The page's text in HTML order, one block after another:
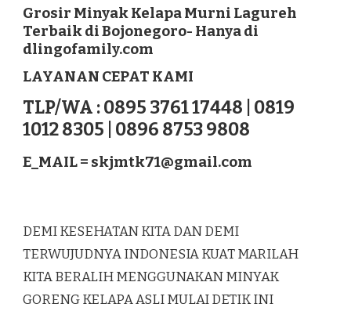
KELAPA
MURNI
LAGUREH
Grosir Minyak Kelapa Murni Lagureh
Terbaik di Bojonegoro- Hanya di
dlingofamily.com
LAYANAN CEPAT KAMI
TLP/WA : 0895 3761 17448 | 0819
1012 8305 | 0896 8753 9808
E_MAIL = skjmtk71@gmail.com
DEMI KESEHATAN KITA DAN DEMI
TERWUJUDNYA INDONESIA KUAT MARILAH
KITA BERALIH MENGGUNAKAN MINYAK
GORENG KELAPA ASLI MULAI DETIK INI